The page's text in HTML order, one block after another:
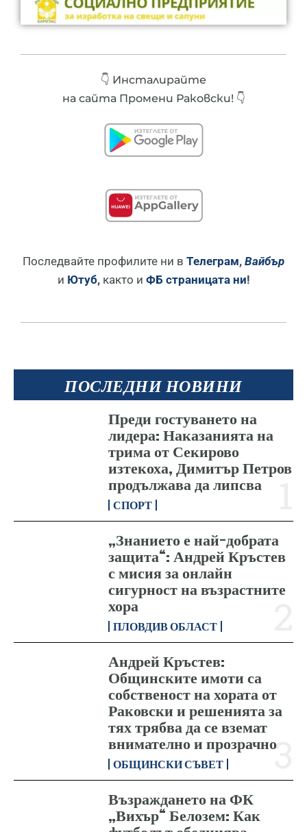
ПОСЛЕДНИ НОВИНИ
Преди гостуването на
лидера: Наказанията на
трима от Секирово
изтекоха, Димитър Петров
продължава да липсва
СПОРТ
„Знанието е най-добрата
защита“: Андрей Кръстев
с мисия за онлайн
сигурност на възрастните
хора
ПЛОВДИВ ОБЛАСТ
Андрей Кръстев:
Общинските имоти са
собственост на хората от
Раковски и решенията за
тях трябва да се вземат
внимателно и прозрачно
ОБЩИНСКИ СЪВЕТ
Възраждането на ФК
„Вихър“ Белозем: Как
👇 Инсталирайте
на сайта Промени Раковски! 👇
Последвайте профилите ни в Телеграм, Вайбър
и Ютуб, както и ФБ страницата ни!